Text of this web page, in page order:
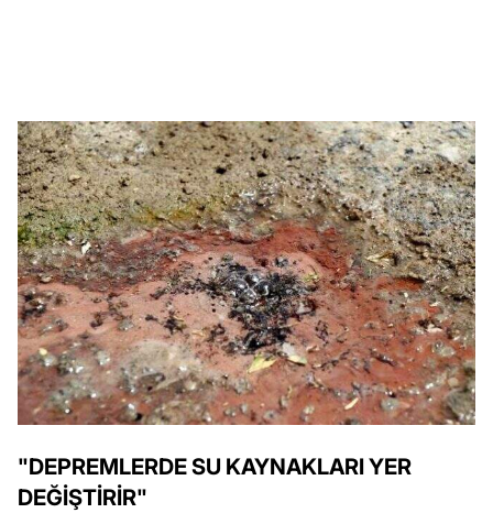
"DEPREMLERDE SU KAYNAKLARI YER
DEĞİŞTİRİR"